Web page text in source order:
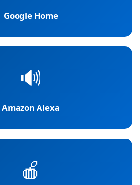
Google Home
🔊
Amazon Alexa
🍎